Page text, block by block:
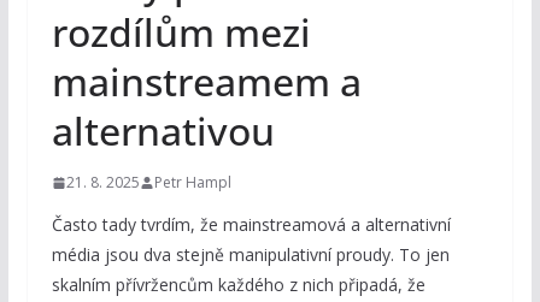
rozdílům mezi
mainstreamem a
alternativou
21. 8. 2025 Petr Hampl
Často tady tvrdím, že mainstreamová a alternativní
média jsou dva stejně manipulativní proudy. To jen
skalním přívržencům každého z nich připadá, že